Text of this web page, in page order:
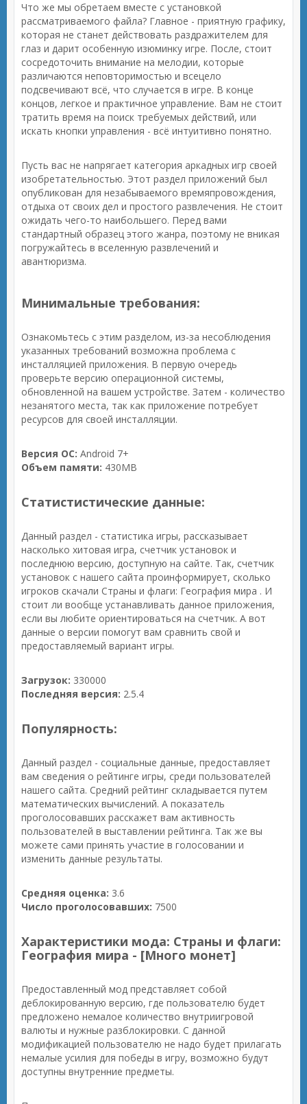
Что же мы обретаем вместе с установкой
рассматриваемого файла? Главное - приятную графику,
которая не станет действовать раздражителем для
глаз и дарит особенную изюминку игре. После, стоит
сосредоточить внимание на мелодии, которые
различаются неповторимостью и всецело
подсвечивают всё, что случается в игре. В конце
концов, легкое и практичное управление. Вам не стоит
тратить время на поиск требуемых действий, или
искать кнопки управления - всё интуитивно понятно.
Пусть вас не напрягает категория аркадных игр своей
изобретательностью. Этот раздел приложений был
опубликован для незабываемого времяпровождения,
отдыха от своих дел и простого развлечения. Не стоит
ожидать чего-то наибольшего. Перед вами
стандартный образец этого жанра, поэтому не вникая
погружайтесь в вселенную развлечений и
авантюризма.
Минимальные требования:
Ознакомьтесь с этим разделом, из-за несоблюдения
указанных требований возможна проблема с
инсталляцией приложения. В первую очередь
проверьте версию операционной системы,
обновленной на вашем устройстве. Затем - количество
незанятого места, так как приложение потребует
ресурсов для своей инсталляции.
Версия ОС: Android 7+
Объем памяти: 430MB
Статистистические данные:
Данный раздел - статистика игры, рассказывает
насколько хитовая игра, счетчик установок и
последнюю версию, доступную на сайте. Так, счетчик
установок с нашего сайта проинформирует, сколько
игроков скачали Страны и флаги: География мира . И
стоит ли вообще устанавливать данное приложения,
если вы любите ориентироваться на счетчик. А вот
данные о версии помогут вам сравнить свой и
предоставляемый вариант игры.
Загрузок: 330000
Последняя версия: 2.5.4
Популярность:
Данный раздел - социальные данные, предоставляет
вам сведения о рейтинге игры, среди пользователей
нашего сайта. Средний рейтинг складывается путем
математических вычислений. А показатель
проголосовавших расскажет вам активность
пользователей в выставлении рейтинга. Так же вы
можете сами принять участие в голосовании и
изменить данные результаты.
Средняя оценка: 3.6
Число проголосовавших: 7500
Характеристики мода: Страны и флаги:
География мира - [Много монет]
Предоставленный мод представляет собой
деблокированную версию, где пользователю будет
предложено немалое количество внутриигровой
валюты и нужные разблокировки. С данной
модификацией пользователю не надо будет прилагать
немалые усилия для победы в игру, возможно будут
доступны внутренние предметы.